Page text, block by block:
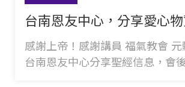
台南恩友中心，分享愛心
感謝上帝！感謝講員 福氣教會 元
台南恩友中心分享聖經信息，會